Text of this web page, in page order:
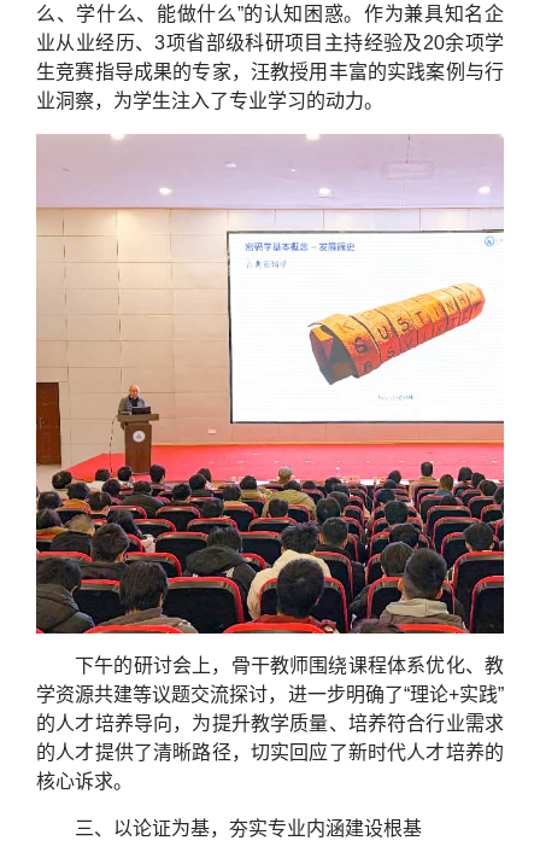
么、学什么、能做什么”的认知困惑。作为兼具知名企
业从业经历、3项省部级科研项目主持经验及20余项学
生竞赛指导成果的专家，汪教授用丰富的实践案例与行
业洞察，为学生注入了专业学习的动力。
下午的研讨会上，骨干教师围绕课程体系优化、教
学资源共建等议题交流探讨，进一步明确了“理论+实践”
的人才培养导向，为提升教学质量、培养符合行业需求
的人才提供了清晰路径，切实回应了新时代人才培养的
核心诉求。
三、以论证为基，夯实专业内涵建设根基